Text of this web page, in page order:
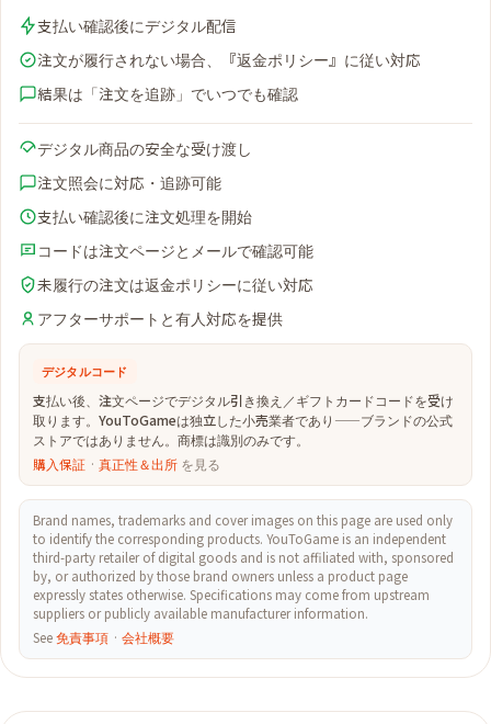
支払い確認後にデジタル配信
注文が履行されない場合、『返金ポリシー』に従い対応
結果は「注文を追跡」でいつでも確認
デジタル商品の安全な受け渡し
注文照会に対応・追跡可能
支払い確認後に注文処理を開始
コードは注文ページとメールで確認可能
未履行の注文は返金ポリシーに従い対応
アフターサポートと有人対応を提供
デジタルコード
支払い後、注文ページでデジタル引き換え／ギフトカードコードを受け
取ります。YouToGameは独立した小売業者であり——ブランドの公式
ストアではありません。商標は識別のみです。
購入保証 · 真正性＆出所 を見る
Brand names, trademarks and cover images on this page are used only
to identify the corresponding products. YouToGame is an independent
third-party retailer of digital goods and is not affiliated with, sponsored
by, or authorized by those brand owners unless a product page
expressly states otherwise. Specifications may come from upstream
suppliers or publicly available manufacturer information.
See免責事項 · 会社概要